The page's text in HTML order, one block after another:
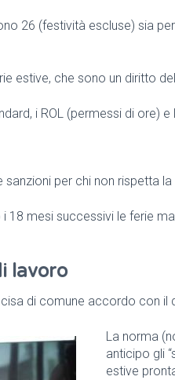
26 (festività escluse) sia
estive, che sono un diritto
i ROL (permessi di ore)
per chi non rispetta
mesi successivi le ferie
lavoro
di comune accordo con il
La norma
anticipo gli
estive